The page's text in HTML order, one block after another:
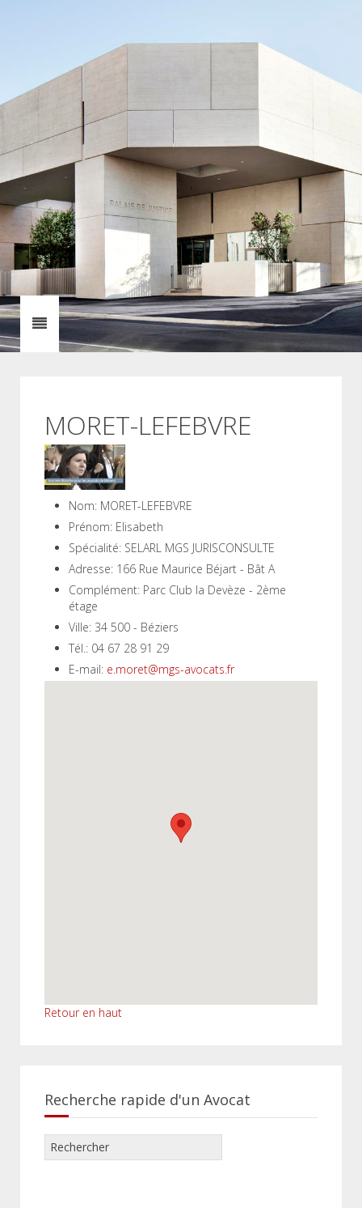
MORET-LEFEBVRE
Nom: MORET-LEFEBVRE
Prénom: Elisabeth
Spécialité: SELARL MGS JURISCONSULTE
Adresse: 166 Rue Maurice Béjart - Bât A
Complément: Parc Club la Devèze - 2ème
étage
Ville: 34 500 - Béziers
Tél.: 04 67 28 91 29
E-mail: e.moret@mgs-avocats.fr
Retour en haut
Recherche rapide d'un Avocat